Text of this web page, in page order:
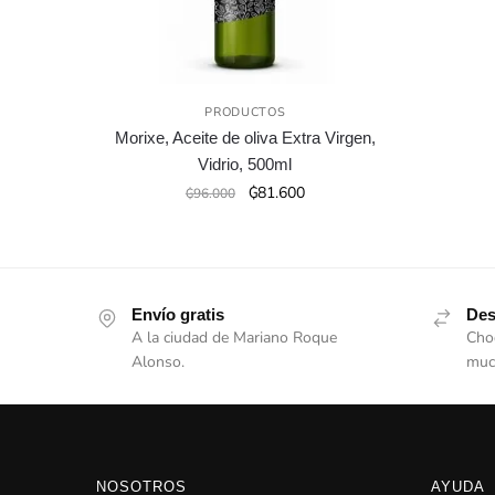
PRODUCTOS
Morixe, Aceite de oliva Extra Virgen,
Vidrio, 500ml
₲96.000
El
₲81.600El
Envío gratis
A la ciudad de Mariano Roque
Alonso.
NOSOTROS AYUDA